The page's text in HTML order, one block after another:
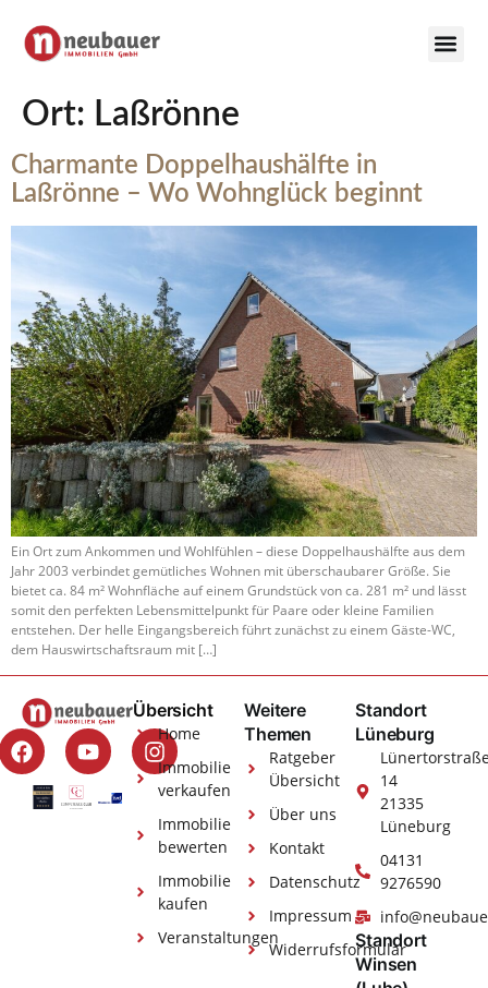
Ort: Laßrönne
Charmante Doppelhaushälfte in
Laßrönne – Wo Wohnglück beginnt
Ein Ort zum Ankommen und Wohlfühlen – diese Doppelhaushälfte aus dem
Jahr 2003 verbindet gemütliches Wohnen mit überschaubarer Größe. Sie
bietet ca. 84 m² Wohnfläche auf einem Grundstück von ca. 281 m² und lässt
somit den perfekten Lebensmittelpunkt für Paare oder kleine Familien
entstehen. Der helle Eingangsbereich führt zunächst zu einem Gäste-WC,
dem Hauswirtschaftsraum mit […]
Übersicht
Home
Immobilie
verkaufen
Immobilie
bewerten
Immobilie
kaufen
Veranstaltungen
Weitere
Themen
Ratgeber
Übersicht
Über uns
Kontakt
Datenschutz
Impressum
Widerrufsformular
Standort
Lüneburg
14
21335
Lüneburg
04131
9276590
Standort
Winsen